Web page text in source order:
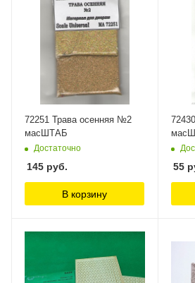
72251 Трава осенняя №2
масШТАБ
Достаточно
145 руб.
В корзину
55